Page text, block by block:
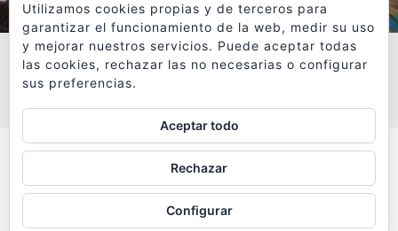
VER MÁS
Todos los textos y fotografías de
www.viajesyfotografia.comson propiedad de su autor
y están protegidos por © Copyright
Utilizamos cookies propias y de terceros para
garantizar el funcionamiento de la web, medir su uso
y mejorar nuestros servicios. Puede aceptar todas
las cookies, rechazar las no necesarias o configurar
sus preferencias.
Aceptar todo
Rechazar
Configurar